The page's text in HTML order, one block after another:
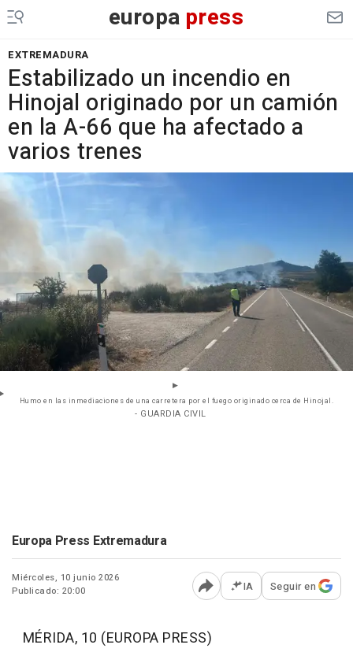
europa press
EXTREMADURA
Estabilizado un incendio en
Hinojal originado por un camión
en la A-66 que ha afectado a
varios trenes
Humo en las inmediaciones de una carretera por el fuego originado cerca de Hinojal.
- GUARDIA CIVIL
Europa Press Extremadura
Miércoles, 10 junio 2026
Publicado: 20:00
Abrir opciones para
IA Seguir en
MÉRIDA, 10 (EUROPA PRESS)